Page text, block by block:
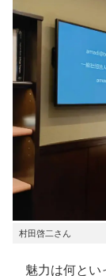
村田啓二さん
魅力は何とい